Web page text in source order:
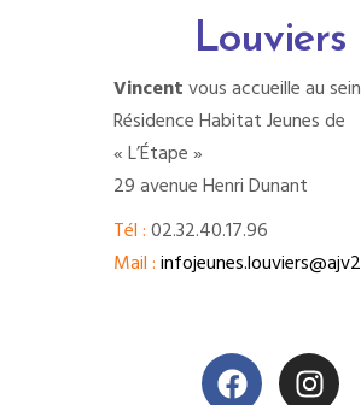
Louviers
Vincentvous accueille au
Résidence Habitat Jeunes de
« L’Étape »
29 avenue Henri Dunant
Tél :02.32.40.17.96
Mail :